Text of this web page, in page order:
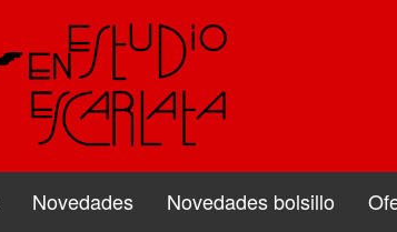
Novedades Novedades bolsillo